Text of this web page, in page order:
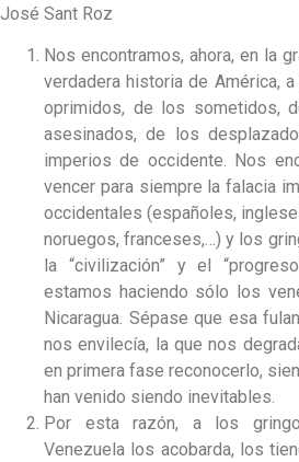
José Sant Roz
Nos encontramos, ahora, en la
verdadera historia de América,
oprimidos, de los sometidos,
asesinados, de los
imperios de occidente. Nos
vencer para siempre la falacia
occidentales (españoles,
noruegos, franceses,…) y los
la “civilización” y el
estamos haciendo sólo los
Nicaragua. Sépase que esa
nos envilecía, la que nos
en primera fase reconocerlo,
han venido siendo inevitables.
Por esta razón, a los
Venezuela los acobarda, los